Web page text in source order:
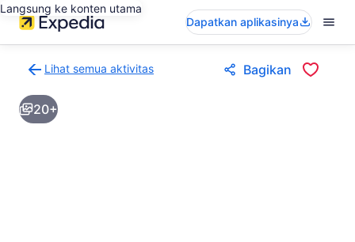
Langsung ke konten utama
Dapatkan aplikasinya
Lihat semua aktivitas
ke
halaman
hasil
Bagikan
20+